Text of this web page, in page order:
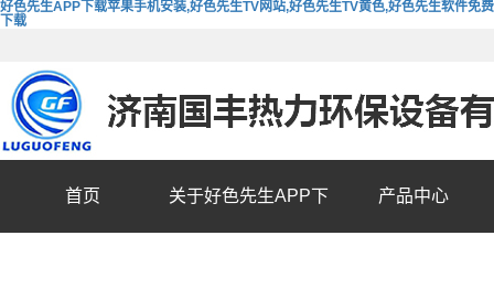
好色先生APP下载苹果手机安装,好色先生TV网站,好色先生TV黄色,好色先生软件免费
下载
首页 关于好色先生APP下 产品中心